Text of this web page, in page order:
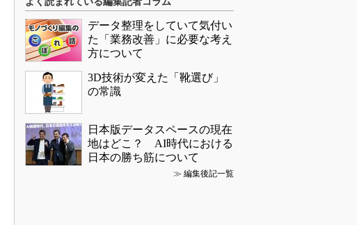
データ整理をしていて気付い
た「業務改善」に必要な考え
方について
3D技術が変えた「靴選び」
の常識
日本版データスペースの現在
地はどこ？ AI時代における
日本の勝ち筋について
≫ 編集後記一覧